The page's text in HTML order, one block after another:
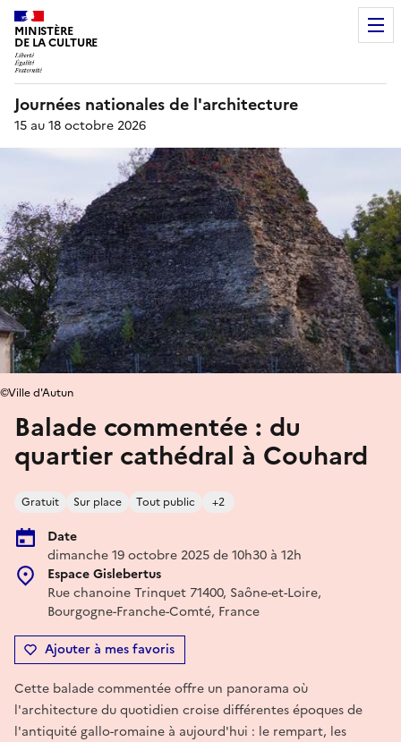
MINISTÈRE
DE LA CULTURE
Journées nationales de l'architecture
15 au 18 octobre 2026
Balade commentée : du
quartier cathédral à Couhard
Gratuit Sur place Tout public +2
Date
dimanche 19 octobre 2025 de 10h30 à 12h
Espace Gislebertus
Rue chanoine Trinquet 71400, Saône-et-Loire,
Bourgogne-Franche-Comté, France
Ajouter à mes favoris
©Ville d'Autun
Cette balade commentée offre un panorama où
l'architecture du quotidien croise différentes époques de
l'antiquité gallo-romaine à aujourd'hui : le rempart, les